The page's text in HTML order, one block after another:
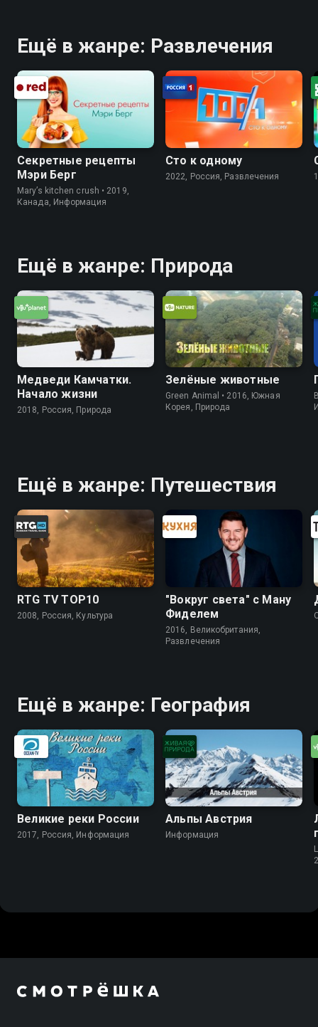
Ещё в жанре: Развлечения
Секретные рецепты
Мэри Берг
Mary’s kitchen crush • 2019,
Канада, Информация
Сто к одному
2022, Россия, Развлечения
Ещё в жанре: Природа
Медведи Камчатки.
Начало жизни
2018, Россия, Природа
Зелёные животные
Green Animal • 2016, Южная
Корея, Природа
Ещё в жанре: Путешествия
RTG TV TOP10
2008, Россия, Культура
"Вокруг света" с Ману
Фиделем
2016, Великобритания,
Развлечения
Ещё в жанре: География
Великие реки России
2017, Россия, Информация
Альпы Австрия
Информация